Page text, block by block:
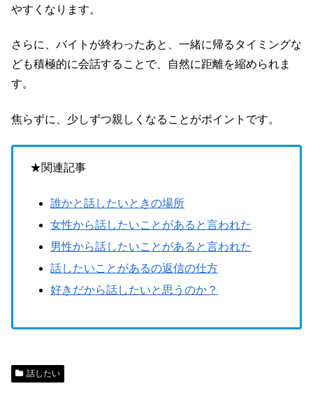
やすくなります。
さらに、バイトが終わったあと、一緒に帰るタイミングな
ども積極的に会話することで、自然に距離を縮められま
す。
焦らずに、少しずつ親しくなることがポイントです。
★関連記事
誰かと話したいときの場所
女性から話したいことがあると言われた
男性から話したいことがあると言われた
話したいことがあるの返信の仕方
好きだから話したいと思うのか？
話したい